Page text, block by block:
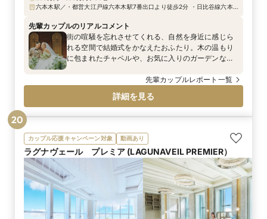
六本木駅／・都営大江戸線六本木駅7番出口より徒歩2分 ・日比谷線六本
口より徒歩5分
先輩カップルのリアルコメント
街の喧騒を忘れさせてくれる、自然を身近に感じら
れる空間で結婚式をかなえたおふたり。木の温もり
に包まれたチャペルや、お気に入りのガーデンな
な人たちと心が通い合う特別な一日を過ごされまし
先輩カップルレポート一覧
詳細を見る
カップル応援キャンペーン対象 動画あり
ラグナヴェール プレミア (LAGUNAVEIL PREMIER）
20